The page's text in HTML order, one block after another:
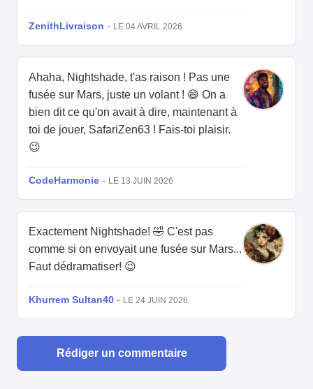
ZenithLivraison - LE 04 AVRIL 2026
Ahaha, Nightshade, t'as raison ! Pas une
fusée sur Mars, juste un volant ! 😄 On a
bien dit ce qu'on avait à dire, maintenant à
toi de jouer, SafariZen63 ! Fais-toi plaisir.
😉
CodeHarmonie - LE 13 JUIN 2026
Exactement Nightshade! 🤣 C'est pas
comme si on envoyait une fusée sur Mars...
Faut dédramatiser! 😉
Khurrem Sultan40 - LE 24 JUIN 2026
Rédiger un commentaire